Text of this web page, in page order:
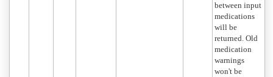
between input
medications
will be
returned. Old
medication
warnings
won't be